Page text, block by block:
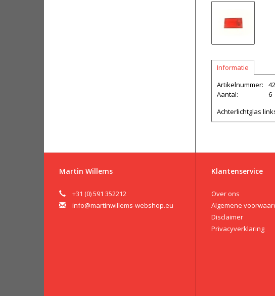
Informatie
Artikelnummer:
Aantal:
6
Achterlichtglas
Martin Willems
+31 (0) 591 352212
info@martinwillems-webshop.eu
Klantenservice
Over ons
Algemene
Disclaimer
Privacyverklaring